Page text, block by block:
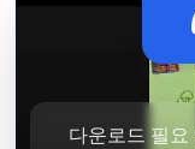
다운로드 필